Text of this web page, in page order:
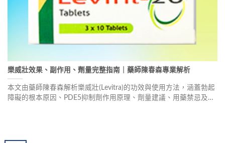
樂威壯效果、副作用、劑量完整指南｜藥師陳春森專業解析
本文由藥師陳春森解析樂威壯(Levitra)的功效與使用方法，涵蓋勃起
障礙的根本原因、PDE5抑制劑作用原理、劑量建議、用藥禁忌及副